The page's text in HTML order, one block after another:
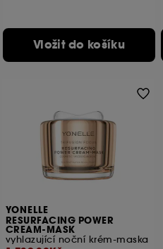
Vložit do košíku
YONELLE
RESURFACING POWER
CREAM-MASK
vyhlazující noční krém-maska